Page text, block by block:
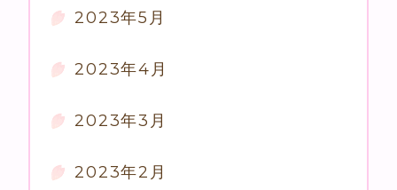
2023年5月
2023年4月
2023年3月
2023年2月